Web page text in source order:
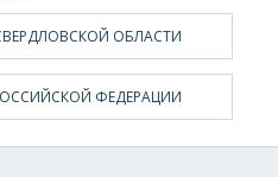
ОБЛАСТИ
ФЕДЕРАЦИИ